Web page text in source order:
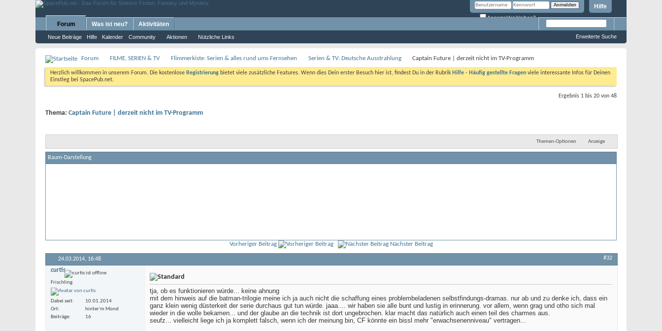
Hilfe
Angemeldet bleiben?
Forum
Neue Beiträge Hilfe Kalender Community Aktionen Nützliche Links
Was ist neu? Aktivitäten
Erweiterte Suche
Forum FILME, SERIEN & TV Flimmerkiste: Serien & alles rund ums Fernsehen Serien & TV: Deutsche Ausstrahlung Captain Future | derzeit nicht im TV-Programm
Herzlich willkommen in unserem Forum. Die kostenlose Registrierung bietet viele zusätzliche Features. Wenn dies Dein erster Besuch hier ist, findest Du in der Rubrik Hilfe - Häufig gestellte Fragen viele interessante Infos für Deinen
Einstieg bei SpacePub.net.
Ergebnis 1 bis 20 von 48
Thema: Captain Future | derzeit nicht im TV-Programm
Themen-Optionen Anzeige
Baum-Darstellung
Vorheriger Beitrag Nächster Beitrag
24.03.2014, 16:48 #32
curtis
Frischling
Dabei seit
10.01.2014
Ort
hinter'm Mond
Beiträge
16
tja, ob es funktionieren würde... keine ahnung
mit dem hinweis auf die batman-trilogie meine ich ja auch nicht die schaffung eines problembeladenen selbstfindungs-dramas. nur ab und zu denke ich, dass ein
ganz klein wenig düsterkeit der serie durchaus gut tun würde. jaaa.... wir haben sie alle bunt und lustig in erinnerung. vor allem, wenn grag und otho sich mal
wieder in die wolle bekamen... und der glaube an die technik ist dort ungebrochen. klar macht das natürlich auch einen teil des charmes aus.
seufz... vielleicht liege ich ja komplett falsch, wenn ich der meinung bin, CF könnte ein bissl mehr "erwachsenenniveau" vertragen...